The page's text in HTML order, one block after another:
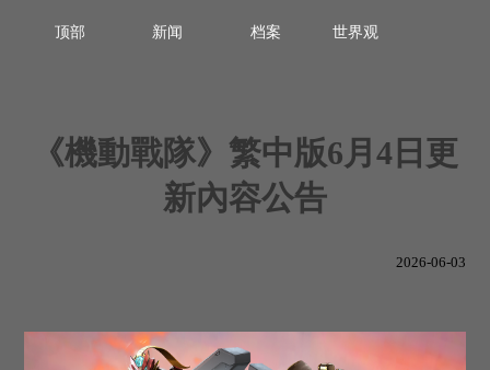
顶部 新闻 档案 世界观
《機動戰隊》繁中版6月4日更
新內容公告
2026-06-03